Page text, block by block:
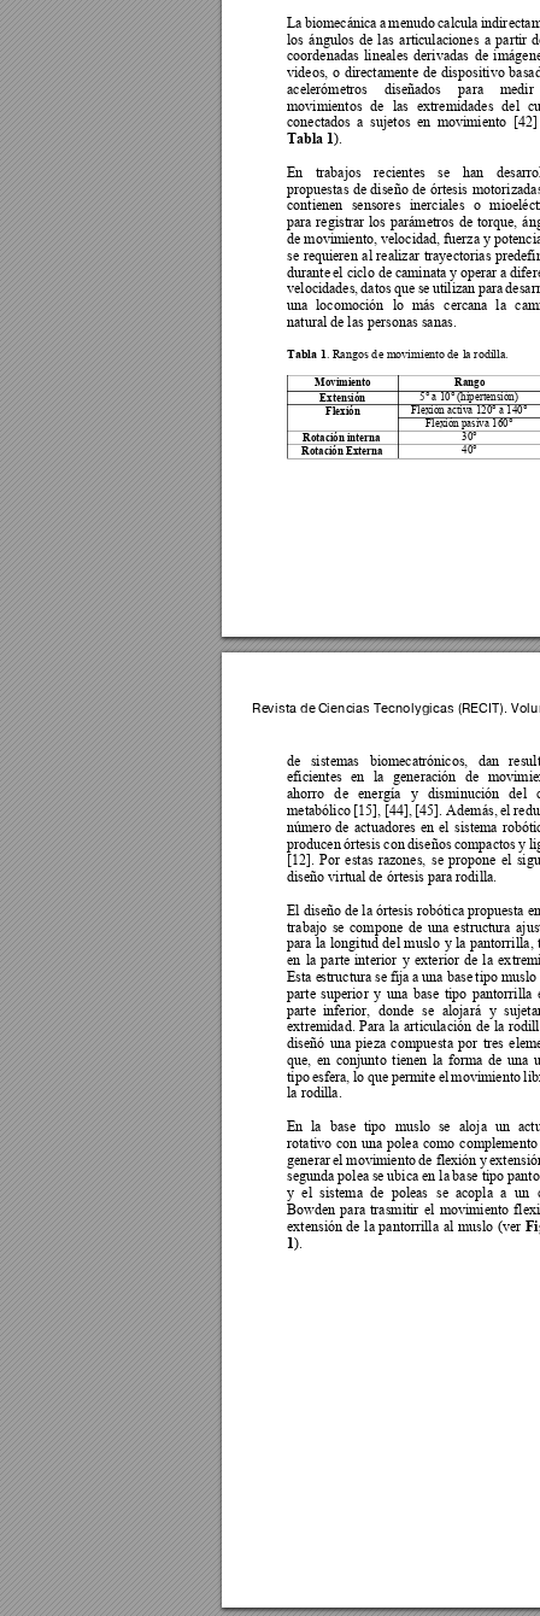
La biomecánica a menudo calcula indir
los ángulos de las articulaciones a partir
coordenadas lineales derivadas de im
videos, o directamente de dispositivo
acelerómetros
diseñados para
medir
movimientos de las extremidades del
conectados a sujetos en movimiento
Tabla 1).
En
trabajos recientes se han
propuestas de diseño de órtesis motoriz
contienen sensores inerciales o
para registrar los parámetros de torque, án
de movimiento, velocidad, fuerza y
se requieren al realizar trayectorias
durante el ciclo de caminata y operar a
velocidades, datos que se utilizan para
una locomoción lo más cercana la ca
natural de las personas sanas.
Tabla 1. Rangos de movimiento de la rodilla.
Movimiento
Rango
Extensión
5° a 10° (hipertensión)
Flexión
Flexión activa 120° a 140°
Flexión pasiva 160°
Rotación interna 30°
Rotación Externa 40°
Revista de Ciencias Tecnológicas (RECIT). Volu
de sistemas biomecatrónicos, dan
eficientes en la generación de
ahorro de energía y disminución del
metabólico [15], [44], [45]. Además, el
número de actuadores en el sistema
producen órtesis con diseños compactos y
[12]. Por estas razones, se propone el
diseño virtual de órtesis para rodilla.
El diseño de la órtesis robótica propuesta en
trabajo se compone de una estructura
para la longitud del muslo y la pantorrilla,
en la parte interior y exterior de la ex
Esta estructura se fija a una base tipo muslo
parte superior y una base tipo pantorrilla
parte inferior, donde se alojará y sujet
extremidad. Para la articulación de la
diseñó una pieza compuesta por tres
que, en conjunto tienen la forma de una
tipo esfera, lo que permite el movimiento
la rodilla.
En la base tipo muslo se aloja un
rotativo con una polea como complemento
generar el movimiento de flexión y
segunda polea se ubica en la base tipo
y el sistema de poleas se acopla a un
Bowden para trasmitir el movimiento
extensión de la pantorrilla al muslo (ver
1).